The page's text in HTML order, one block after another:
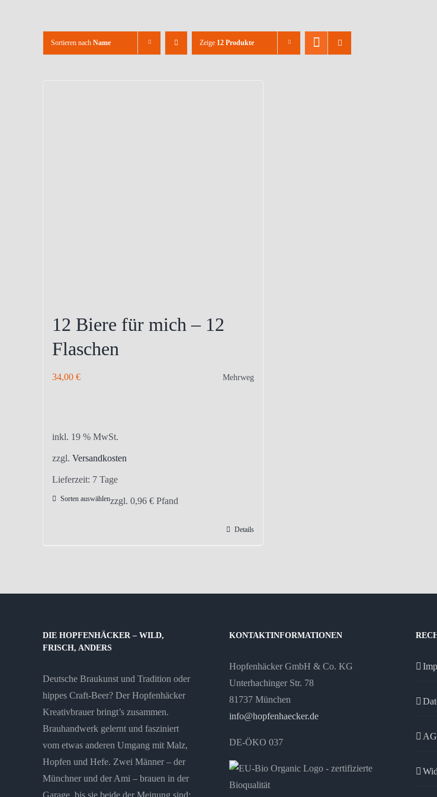
Sortieren nach Name Zeige 12 Produkte
12 Biere für mich – 12
Flaschen
34,00 € Mehrweg
inkl. 19 % MwSt.
zzgl. Versandkosten
Lieferzeit: 7 Tage
Sorten auswählenzzgl. 0,96 € Pfand
Details
DIE HOPFENHÄCKER – WILD,
FRISCH, ANDERS
Deutsche Braukunst und Tradition oder
hippes Craft-Beer? Der Hopfenhäcker
Kreativbrauer bringt’s zusammen.
Brauhandwerk gelernt und fasziniert
vom etwas anderen Umgang mit Malz,
Hopfen und Hefe. Zwei Männer – der
Münchner und der Ami – brauen in der
KONTAKTINFORMATIONEN
Hopfenhäcker GmbH & Co. KG
Unterhachinger Str. 78
81737 München
info@hopfenhaecker.de
DE-ÖKO 037